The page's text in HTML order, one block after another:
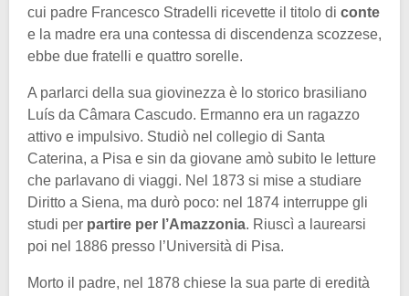
cui padre Francesco Stradelli ricevette il titolo di conte
e la madre era una contessa di discendenza scozzese,
ebbe due fratelli e quattro sorelle.
A parlarci della sua giovinezza è lo storico brasiliano
Luís da Câmara Cascudo. Ermanno era un ragazzo
attivo e impulsivo. Studiò nel collegio di Santa
Caterina, a Pisa e sin da giovane amò subito le letture
che parlavano di viaggi. Nel 1873 si mise a studiare
Diritto a Siena, ma durò poco: nel 1874 interruppe gli
studi per partire per l’Amazzonia. Riuscì a laurearsi
poi nel 1886 presso l’Università di Pisa.
Morto il padre, nel 1878 chiese la sua parte di eredità